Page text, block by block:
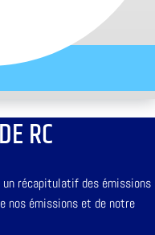
RC
récapitulatif des émissions
nos émissions et de notre